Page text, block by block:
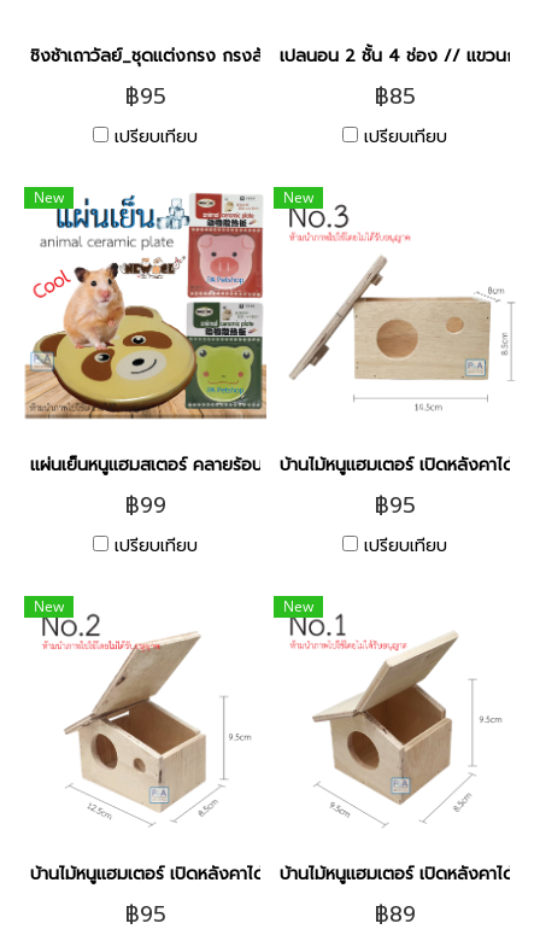
ชิงช้าเถาวัลย์_ชุดแต่งกรง กรงสัตว์เลี้ยง [คละแบบ]
฿95
เปรียบเทียบ
เปลนอน 2 ชั้น 4 ช่อง // แขวนกรง
฿85
เปรียบเทียบ
New
แผ่นเย็นหนูแฮมสเตอร์ คลายร้อน [เซรามิค] / รูปสัตว์น่ารักมาก
฿99
เปรียบเทียบ
New
บ้านไม้หนูแฮมเตอร์ เปิดหลังคาได้ [
฿95
เปรียบเทียบ
New
บ้านไม้หนูแฮมเตอร์ เปิดหลังคาได้ [ ทรงจั่วผืนผ้า ]
฿95
New
บ้านไม้หนูแฮมเตอร์ เปิดหลังคาได้ [
฿89